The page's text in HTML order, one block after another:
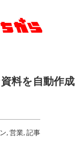
料を自動作成
,営業,記事